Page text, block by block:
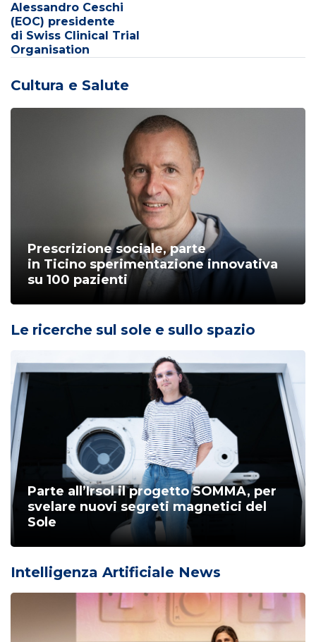
Alessandro Ceschi
(EOC) presidente
di Swiss Clinical Trial
Organisation
Cultura e Salute
Prescrizione sociale, parte
in Ticino sperimentazione innovativa
su 100 pazienti
Le ricerche sul sole e sullo spazio
Parte all’Irsol il progetto SOMMA, per
svelare nuovi segreti magnetici del
Sole
Intelligenza Artificiale News